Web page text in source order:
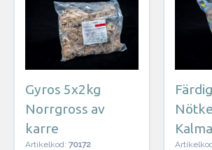
Gyros 5x2kg
Norrgross av
karre
Artikelkod: 70172